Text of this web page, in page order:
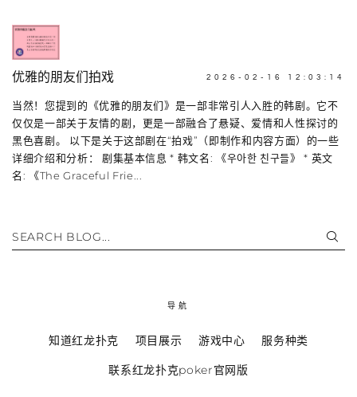
优雅的朋友们拍戏 2026-02-16 12:03:14
当然！您提到的《优雅的朋友们》是一部非常引人入胜的韩剧。它不
仅仅是一部关于友情的剧，更是一部融合了悬疑、爱情和人性探讨的
黑色喜剧。 以下是关于这部剧在“拍戏”（即制作和内容方面）的一些
详细介绍和分析： 剧集基本信息 * 韩文名: 《우아한 친구들》 * 英文
名: 《The Graceful Frie...
SEARCH BLOG...
导航
知道红龙扑克 项目展示 游戏中心 服务种类
联系红龙扑克poker官网版